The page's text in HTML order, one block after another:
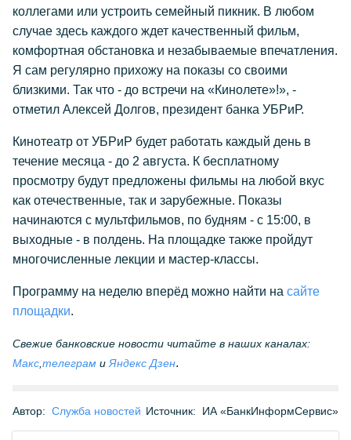
коллегами или устроить семейный пикник. В любом
случае здесь каждого ждет качественный фильм,
комфортная обстановка и незабываемые впечатления.
Я сам регулярно прихожу на показы со своими
близкими. Так что - до встречи на «Кинолете»!», -
отметил Алексей Долгов, президент банка УБРиР.
Кинотеатр от УБРиР будет работать каждый день в
течение месяца - до 2 августа. К бесплатному
просмотру будут предложены фильмы на любой вкус
как отечественные, так и зарубежные. Показы
начинаются c мультфильмов, по будням - с 15:00, в
выходные - в полдень. На площадке также пройдут
многочисленные лекции и мастер-классы.
Программу на неделю вперёд можно найти на сайте
площадки.
Свежие банковские новости читайте в наших каналах:
Макс телеграм и Яндекс Дзен.
Автор: Служба новостей Источник: ИА «БанкИнформСервис»